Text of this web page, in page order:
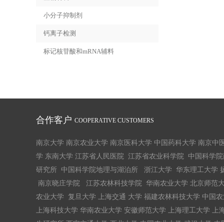
小分子抑制剂
钙离子检测
标记核苷酸和mRNA辅料
合作客户 COOPERATIVE CUSTOMERS
南京大学 南京农业大学 南京医科大学 中国药科大学 南京中
学 东南大学 江苏省人民医院 江苏省农业科学院 中国科学
研究所 中国科学院地理与湖泊所 浙江大学 华东理工大学
南京晓庄学院 江苏农林科技学院 华南农业大学 北京师范
农业大学 复旦大学 上海交通 大学 福建农林科技大学 中国
上海科技大学 华南农业大学 安徽师范大学 上海理工大学 上